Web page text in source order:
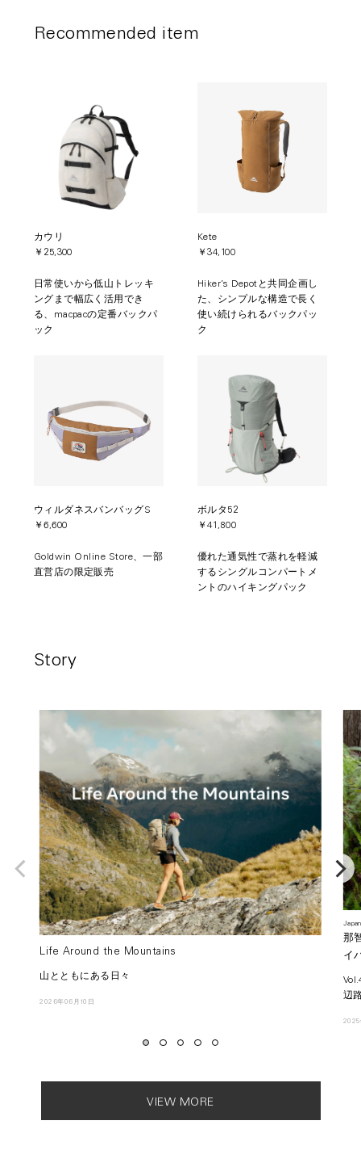
Recommended item
カウリ
￥25,300
日常使いから低山トレッキ
ングまで幅広く活用でき
る、macpacの定番バックパ
ック
Kete
￥34,100
Hiker’s Depotと共同企画し
た、シンプルな構造で長く
使い続けられるバックパッ
ク
ウィルダネスバンバッグS
￥6,600
Goldwin Online Store、一部
直営店の限定販売
ボルタ52
￥41,800
優れた通気性で蒸れを軽減
するシングルコンパートメ
ントのハイキングパック
Story
Life Around the Mountains
山とともにある日々
2026年06月10日
那
イ
辺
2025
VIEW MORE